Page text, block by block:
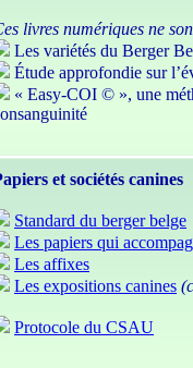
livres numériques ne
Les variétés du Berger
Étude approfondie sur
« Easy-COI © », une
et sociétés canines
Standard du berger belge
Les papiers qui
Les affixes
Les expositions canines
Protocole du CSAU